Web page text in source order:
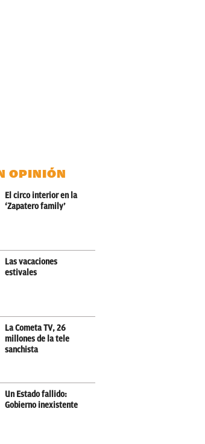
OPINIÓN
El circo interior en la
‘Zapatero family’
Las vacaciones
estivales
La Cometa TV, 26
millones de la tele
sanchista
Un Estado fallido:
Gobierno inexistente